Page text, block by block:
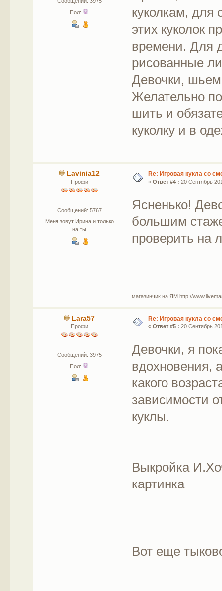
Пол:
куколкам, для
этих куколок
времени. Для
рисованные
Девочки, шьем
Желательно
шить и
куколку и в
Lavinia12
Профи
Сообщений: 5767
Меня зовут Ирина и только
на ты
Re: Игровая кукла со
« Ответ #4 : 20 Сентябрь
Ясненько!
большим
проверить на
магазинчик на ЯМ http://
Lara57
Профи
Сообщений: 3975
Пол:
Re: Игровая кукла со
« Ответ #5 : 20 Сентябрь
Девочки, я
вдохновения,
какого
зависимости
куклы.
Выкройка
картинка
Вот еще